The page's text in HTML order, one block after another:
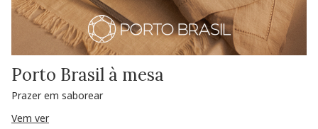
Porto Brasil à mesa
Prazer em saborear
Vem ver